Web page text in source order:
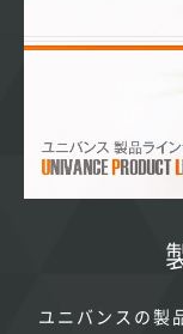
ユニバンスの製